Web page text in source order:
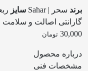
برند سحر | Sahar سایز
گارانتی اصالت و سلامت
30,000 تومان
درباره محصول
مشخصات فنی